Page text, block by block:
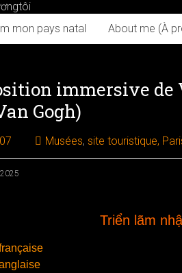
mon pays natal About me (À
immersive de
Gogh)
Musées, site touristique,
Triển lãm